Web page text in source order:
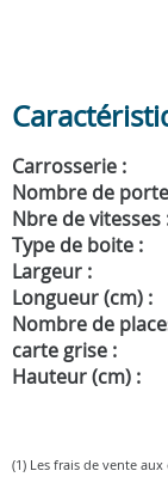
Carrosserie :
Nombre de
Nbre de vitesses
Type de boite :
Largeur :
Longueur (cm) :
Nombre de
carte grise :
Hauteur (cm) :
(1) Les frais de vente